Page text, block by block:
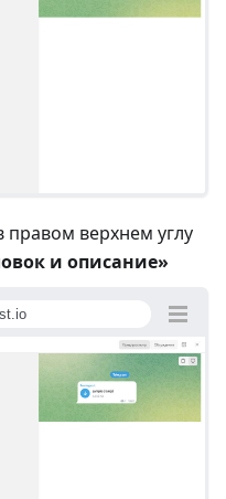
правом верхнем углу
и описание»